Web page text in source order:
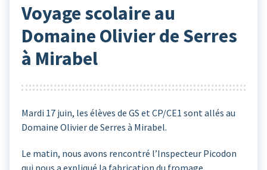
Voyage scolaire au
Domaine Olivier de Serres
à Mirabel
Mardi 17 juin, les élèves de GS et CP/CE1 sont allés au
Domaine Olivier de Serres à Mirabel.
Le matin, nous avons rencontré l’Inspecteur Picodon
qui nous a expliqué la fabrication du fromage.